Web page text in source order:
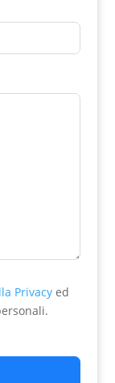
Privacyed